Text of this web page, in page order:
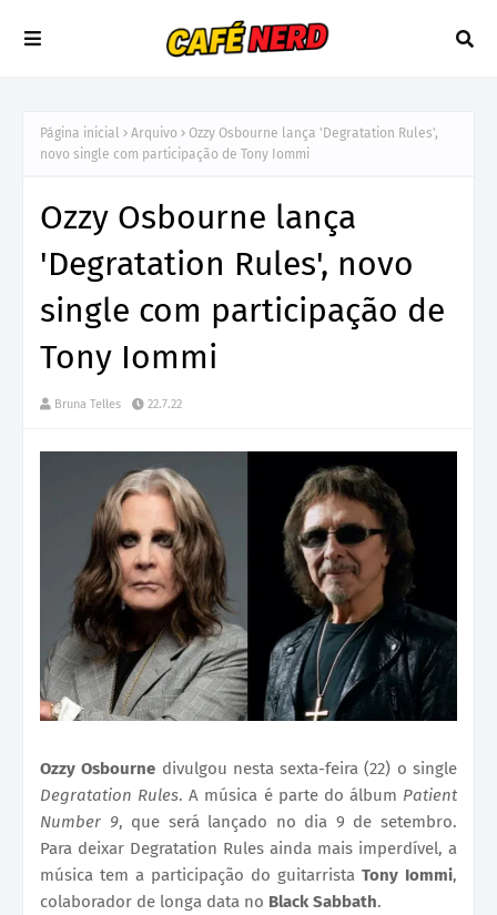
Página inicial Arquivo
Ozzy Osbourne lança 'Degratation Rules',
novo single com participação de Tony Iommi
Ozzy Osbourne lança
'Degratation Rules', novo
single com participação de
Tony Iommi
Bruna Telles 22.7.22
Ozzy Osbourne divulgou nesta sexta-feira (22) o single
Degratation Rules. A música é parte do álbum Patient
Number 9, que será lançado no dia 9 de setembro.
Para deixar Degratation Rules ainda mais imperdível, a
música tem a participação do guitarrista Tony Iommi,
colaborador de longa data no Black Sabbath.